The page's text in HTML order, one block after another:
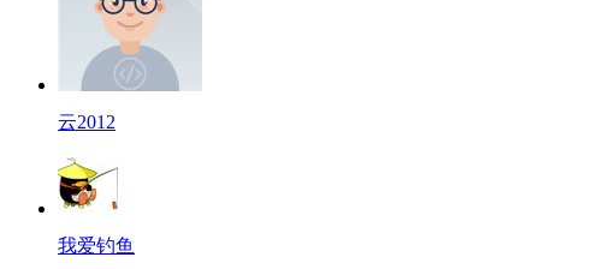
云2012
我爱钓鱼